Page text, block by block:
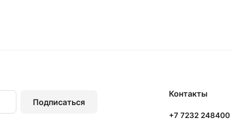
Подписаться
Контакты
+7 7232 248400